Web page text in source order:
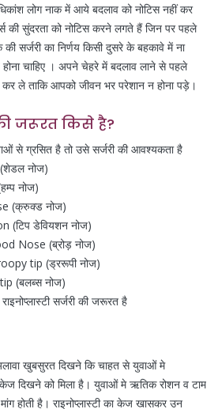
लोग नाक में आये बदलाव को नोटिस नहीं कर
की सुंदरता को नोटिस करने लगते हैं जिन पर पहले
की सर्जरी का निर्णय किसी दुसरे के बहकावे में ना
चाहिए । अपने चेहरे में बदलाव लाने से पहले
कर ले ताकि आपको जीवन भर परेशान न होना पड़े।
जरूरत किसे है?
से ग्रसित है तो उसे सर्जरी की आवश्यकता है
नोज)
नोज)
(क्रुक्ड नोज)
(टिप डेवियशन नोज)
Nose (ब्रोड़ नोज)
tip (ड्ररूपी नोज)
(बलब्स नोज)
सर्जरी की जरूरत है
खुबसुरत दिखने कि चाहत से युवाओं मे
केज दिखने को मिला है। युवाओं मे ऋतिक रोशन व टाम
होती है। राइनोप्लास्टी का केज खासकर उन